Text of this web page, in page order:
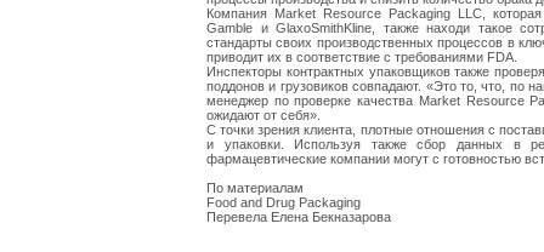
Компания Market Resource Packaging LLC,
Gamble и GlaxoSmithKline, также находи такое
стандарты своих производственных процессов в
приводит их в соответствие с требованиями FDA.
Инспекторы контрактных упаковщиков также
поддонов и грузовиков совпадают. «Это то, что,
менеджер по проверке качества Market Resource
ожидают от себя».
С точки зрения клиента, плотные отношения с
и упаковки. Используя также сбор данных в
фармацевтические компании могут с готовностью
По материалам
Food and Drug Packaging
Перевела Елена Бекназарова